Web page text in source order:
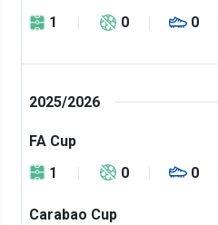
1
0 0
2025/2026
FA Cup
1
0 0
Carabao Cup